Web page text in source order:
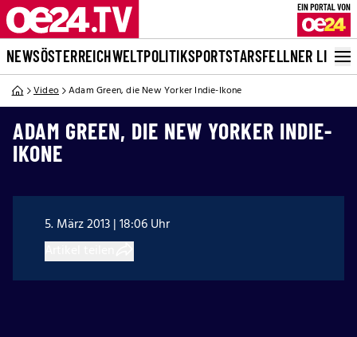
NEWSÖSTERREICHWELTPOLITIKSPORTSTARSFELLNER LIVE
Video Adam Green, die New Yorker Indie-Ikone
ADAM GREEN, DIE NEW YORKER INDIE-
IKONE
5. März 2013 | 18:06 Uhr